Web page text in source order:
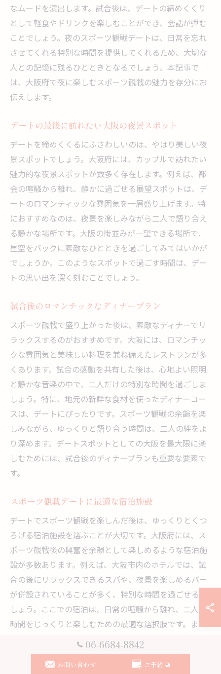
なムードを演出します。試合後は、デートの締めくくり
として軽食やドリンクを楽しむことができ、会話が弾む
ことでしょう。夜のスポーツ観戦デートは、日常を忘れ
させてくれる特別な時間を提供してくれるため、大切な
人との記憶に残るひとときとなるでしょう。本記事で
は、大阪府で夜に楽しむスポーツ観戦の魅力を存分にお
伝えします。
デートの最後に訪れたい大阪の夜景スポット
デートを締めくくるにふさわしいのは、やはり美しい夜
景スポットでしょう。大阪府には、カップルで訪れたい
魅力的な夜景スポットが数多く存在します。例えば、都
会の喧騒から離れ、静かに過ごせる展望スポットは、デ
ートのロマンティックな雰囲気を一層盛り上げます。特
におすすめなのは、夜景を楽しみながら二人で語り合え
る静かな場所です。大阪の街並みが一望できる場所で、
星空をバックに素敵なひとときを過ごしてみてはいかが
でしょうか。このようなスポットで過ごす時間は、デー
トの思い出を深く刻むことでしょう。
試合後のロマンチックなディナープラン
スポーツ観戦で盛り上がった後は、素敵なディナーでリ
ラックスするのがおすすめです。大阪には、ロマンチッ
クな雰囲気と美味しい料理を兼ね備えたレストランが多
くあります。試合の感動を共有した後は、心地よい照明
と静かな音楽の中で、二人だけの特別な時間を過ごしま
しょう。特に、地元の新鮮な食材を使ったディナーコー
スは、デートにぴったりです。スポーツ観戦の余韻を楽
しみながら、ゆっくりと語り合う時間は、二人の絆をよ
り深めます。デートスポットとしての大阪を最大限に楽
しむためには、試合後のディナープランも重要な要素で
す。
スポーツ観戦デートに最適な宿泊施設
デートでスポーツ観戦を楽しんだ後は、ゆっくりとくつ
ろげる宿泊施設を選ぶことが大切です。大阪府には、ス
ポーツ観戦後の興奮を余韻として楽しめるような宿泊施
設が多数あります。例えば、大阪市内のホテルでは、試
合の後にリラックスできるスパや、夜景を楽しめるバー
が併設されていることが多く、特別な時間を過ごせるで
しょう。ここでの宿泊は、日常の喧騒から離れ、二人の
時間をじっくりと楽しむための最適な選択肢です。ま
た、アクセスの良い立地にあるため、試合後の移動もス
ムーズで、翌日も引き続き大阪の観光を満喫できます。
06-6684-8842
お問い合わせ ご予約